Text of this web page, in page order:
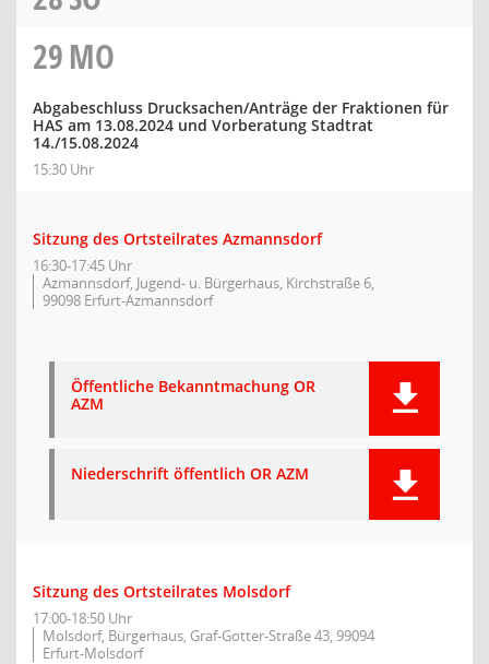
29MO
Abgabeschluss Drucksachen/Anträge der Fraktionen für
HAS am 13.08.2024 und Vorberatung Stadtrat
14./15.08.2024
15:30 Uhr
Sitzung des Ortsteilrates Azmannsdorf
16:30-17:45 Uhr
Azmannsdorf, Jugend- u. Bürgerhaus, Kirchstraße 6,
99098 Erfurt-Azmannsdorf
Öffentliche Bekanntmachung OR
AZM
Niederschrift öffentlich OR AZM
Sitzung des Ortsteilrates Molsdorf
17:00-18:50 Uhr
Molsdorf, Bürgerhaus, Graf-Gotter-Straße 43, 99094
Erfurt-Molsdorf